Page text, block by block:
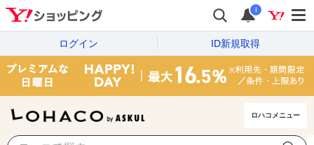
i
ログイン ID新規取得
ロハコメニュー